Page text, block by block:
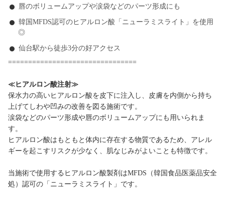
唇のボリュームアップや涙袋などのパーツ形成にも
韓国MFDS認可のヒアルロン酸「ニューラミスライト」を使用
◎
仙台駅から徒歩3分の好アクセス
================================
≪ヒアルロン酸注射≫
保水力の高いヒアルロン酸を皮下に注入し、皮膚を内側から持ち
上げてしわや凹みの改善を図る施術です。
涙袋などのパーツ形成や唇のボリュームアップにも用いられま
す。
ヒアルロン酸はもともと体内に存在する物質であるため、アレル
ギーを起こすリスクが少なく、肌なじみがよいことも特徴です。
当施術で使用するヒアルロン酸製剤はMFDS（韓国食品医薬品安全
処）認可の「ニューラミスライト」です。